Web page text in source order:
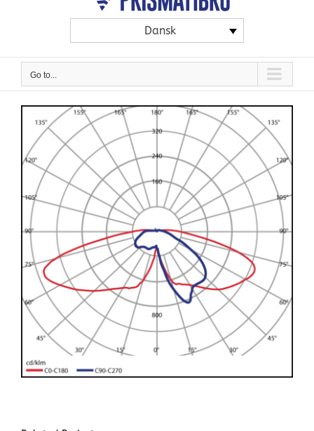
Dansk
Go to...
Larger
Image